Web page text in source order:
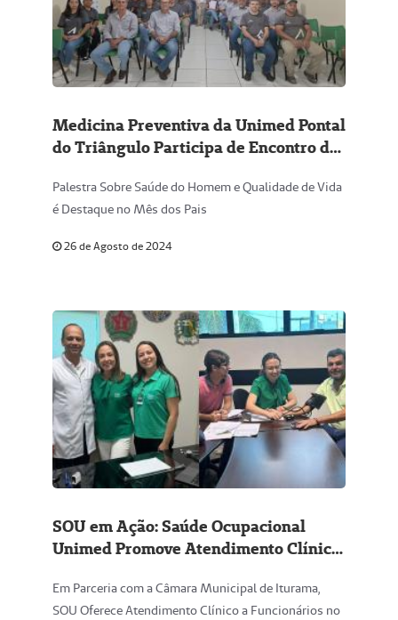
Medicina Preventiva da Unimed Pontal
do Triângulo Participa de Encontro de
Palestra Sobre Saúde do Homem e Qualidade de Vida
é Destaque no Mês dos Pais
26 de Agosto de 2024
SOU em Ação: Saúde Ocupacional
Unimed Promove Atendimento Clínico
Em Parceria com a Câmara Municipal de Iturama,
SOU Oferece Atendimento Clínico a Funcionários no